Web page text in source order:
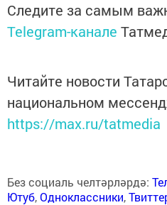
Следите за самым
Telegram-канале
Читайте новости
национальном
https://max.ru/tatmedia
Без социаль челтәрләрдә:
Ютуб,Одноклассники,